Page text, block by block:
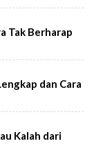
Tak Berharap
dan Cara
Kalah dari